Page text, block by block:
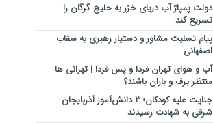
دولت پمپاژ آب دریای خزر به خلیج گرگان را
تسریع کند
پیام تسلیت مشاور و دستیار رهبری به سقاب
اصفهانی
آب و هوای تهران فردا و پس فردا | تهرانی ها
منتظر برف و باران باشند؟
جنایت علیه کودکان؛ ۳ دانش‌آموز آذربایجان
شرقی به شهادت رسیدند